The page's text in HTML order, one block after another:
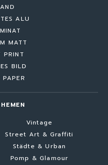
ALU
MATT
PRINT
BILD
Vintage
Street Art & Graffiti
Städte & Urban
Pomp & Glamour